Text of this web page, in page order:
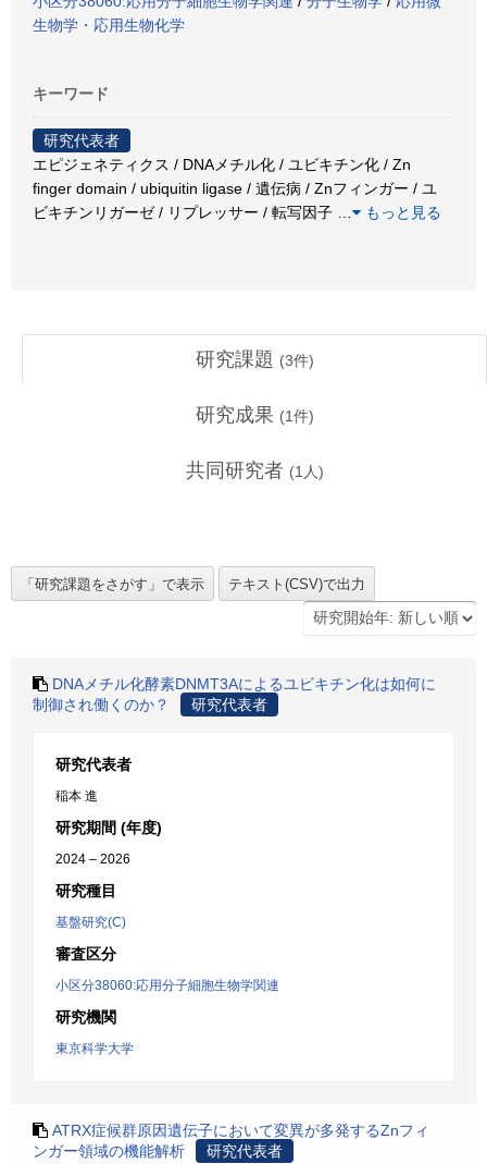
生物学・応用生物化学
キーワード
研究代表者
エピジェネティクス / DNAメチル化 / ユビキチン化 / Zn
finger domain / ubiquitin ligase / 遺伝病 / Znフィンガー / ユ
ビキチンリガーゼ / リプレッサー / 転写因子
もっと見る
研究課題 (3件)
研究成果 (1件)
共同研究者 (1 人)
DNAメチル化酵素DNMT3Aによるユビキチン化は如何に
制御され働くのか？
研究代表者
研究代表者
稲本 進
研究期間 (年度)
2024 – 2026
研究種目
基盤研究(C)
審査区分
小区分38060:応用分子細胞生物学関連
研究機関
東京科学大学
ATRX症候群原因遺伝子において変異が多発するZnフィ
ンガー領域の機能解析
研究代表者